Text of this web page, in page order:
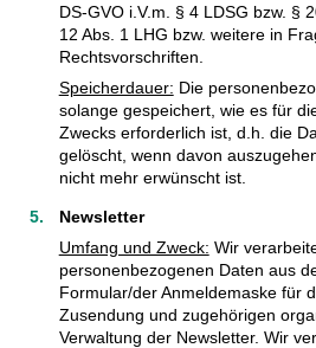
DS-GVO i.V.m. § 4 LDSG bzw. §
12 Abs. 1 LHG bzw. weitere in
Rechtsvorschriften.
Speicherdauer: Die
solange gespeichert, wie es für
Zwecks erforderlich ist, d.h. die
gelöscht, wenn davon
nicht mehr erwünscht ist.
Newsletter
Umfang und Zweck: Wir
personenbezogenen Daten aus
Formular/der Anmeldemaske für
Zusendung und zugehörigen
Verwaltung der Newsletter. Wir